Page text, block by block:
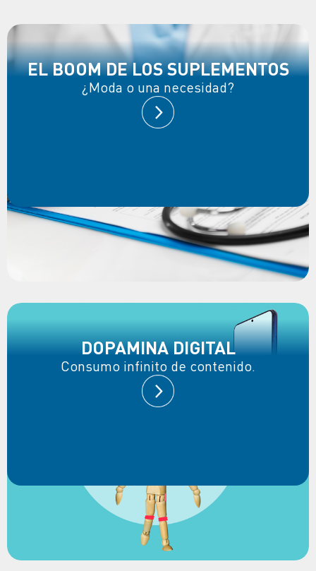
EL BOOM DE LOS SUPLEMENTOS
¿Moda o una necesidad?
DOPAMINA DIGITAL
Consumo infinito de contenido.